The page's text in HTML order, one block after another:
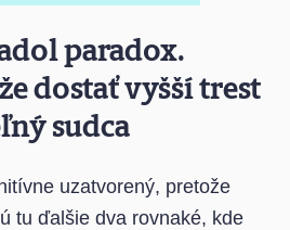
paradox.
dostať vyšší trest
sudca
uzatvorený, pretože
tu ďalšie dva rovnaké, kde